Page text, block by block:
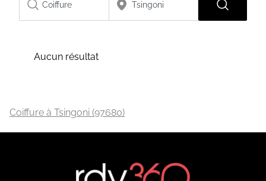
Aucun résultat
Coiffure à Tsingoni (97680)